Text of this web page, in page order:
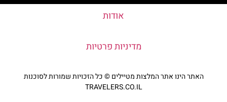
אודות
מדיניות פרטיות
האתר הינו אתר המלצות מטיילים © כל הזכויות שמורות לסוכנות
TRAVELERS.CO.IL